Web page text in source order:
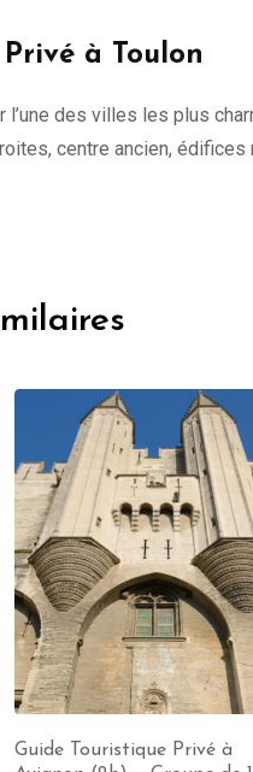
à Toulon
des villes les plus
centre ancien,
Guide Touristique Privé à